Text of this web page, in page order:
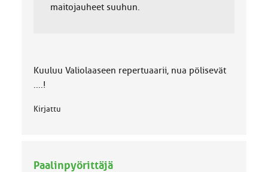
maitojauheet suuhun.
Kuuluu Valiolaaseen repertuaarii, nua pölisevät
....!
Kirjattu
Paalinpyörittäjä